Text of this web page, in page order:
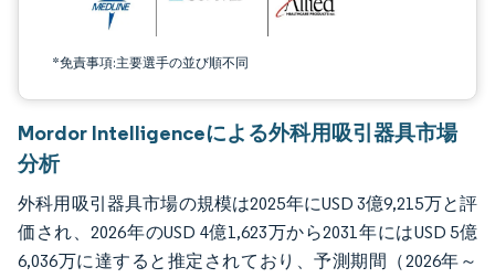
*免責事項:主要選手の並び順不同
Mordor Intelligenceによる外科用吸引器具市場
分析
外科用吸引器具市場の規模は2025年にUSD 3億9,215万と評
価され、2026年のUSD 4億1,623万から2031年にはUSD 5億
6,036万に達すると推定されており、予測期間（2026年～